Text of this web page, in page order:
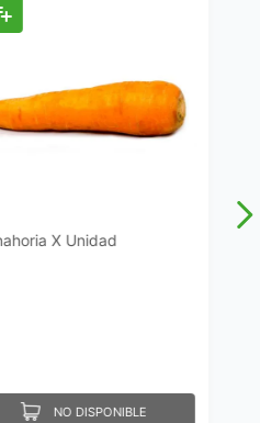
X Unidad
NO DISPONIBLE